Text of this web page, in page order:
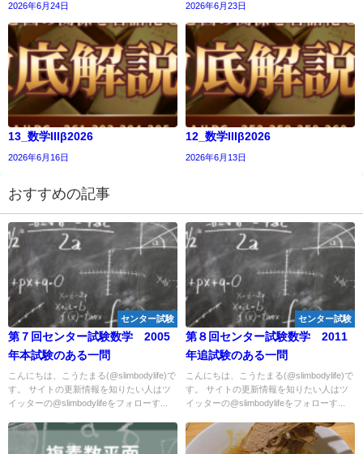
2026年6月24日 2026年6月23日
13_数学IIIβ2026
2026年6月16日
12_数学IIIβ2026
2026年6月13日
おすすめの記事
センター試験
第７回センター試験数学 2005
年本試験のある一問
こんにちは、こうたまる(@slimbodylife)で
す。 サイトの更新情報を知りたい人はツ
イッターの@slimbodylifeをフォローす...
センター試験
第８回センター試験数学 2011
年追試験のある一問
こんにちは、こうたまる(@slimbodylife)で
す。 サイトの更新情報を知りたい人はツ
イッターの@slimbodylifeをフォローす...